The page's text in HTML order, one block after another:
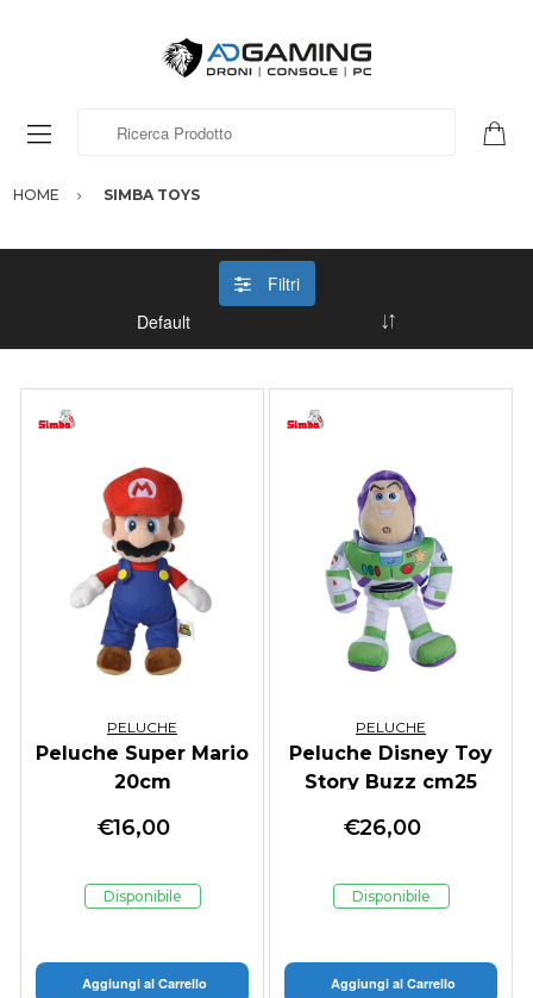
HOME SIMBA TOYS
Filtri
PELUCHE
Peluche Super Mario
20cm
€16,00
Disponibile
Aggiungi al Carrello
PELUCHE
Peluche Disney Toy
Story Buzz cm25
€26,00
Disponibile
Aggiungi al Carrello